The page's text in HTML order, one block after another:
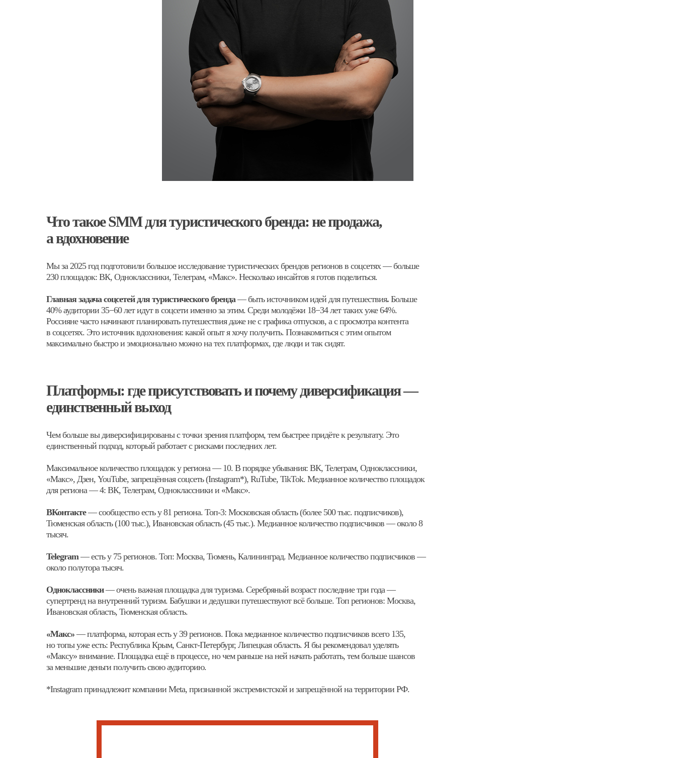
Что такое SMM для туристического бренда: не продажа,
а вдохновение
Мы за 2025 год подготовили большое исследование туристических брендов регионов в соцсетях — больше
230 площадок: ВК, Одноклассники, Телеграм, «Макс». Несколько инсайтов я готов поделиться.
Главная задача соцсетей для туристического бренда— быть источником идей для путешествия. Больше
40% аудитории 35−60 лет идут в соцсети именно за этим. Среди молодёжи 18−34 лет таких уже 64%.
Россияне часто начинают планировать путешествия даже не с графика отпусков, а с просмотра контента
в соцсетях. Это источник вдохновения: какой опыт я хочу получить. Познакомиться с этим опытом
максимально быстро и эмоционально можно на тех платформах, где люди и так сидят.
Платформы: где присутствовать и почему диверсификация —
единственный выход
Чем больше вы диверсифицированы с точки зрения платформ, тем быстрее придёте к результату. Это
единственный подход, который работает с рисками последних лет.
Максимальное количество площадок у региона — 10. В порядке убывания: ВК, Телеграм, Одноклассники,
«Макс», Дзен, YouTube, запрещённая соцсеть (Instagram*), RuTube, TikTok. Медианное количество площадок
для региона — 4: ВК, Телеграм, Одноклассники и «Макс».
ВКонтакте— сообщество есть у 81 региона. Топ-3: Московская область (более 500 тыс. подписчиков),
Тюменская область (100 тыс.), Ивановская область (45 тыс.). Медианное количество подписчиков — около 8
тысяч.
Telegram— есть у 75 регионов. Топ: Москва, Тюмень, Калининград. Медианное количество подписчиков —
около полутора тысяч.
Одноклассники— очень важная площадка для туризма. Серебряный возраст последние три года —
супертренд на внутренний туризм. Бабушки и дедушки путешествуют всё больше. Топ регионов: Москва,
Ивановская область, Тюменская область.
«Макс» — платформа, которая есть у 39 регионов. Пока медианное количество подписчиков всего 135,
но топы уже есть: Республика Крым, Санкт-Петербург, Липецкая область. Я бы рекомендовал уделять
«Максу» внимание. Площадка ещё в процессе, но чем раньше на ней начать работать, тем больше шансов
за меньшие деньги получить свою аудиторию.
*Instagram принадлежит компании Meta, признанной экстремистской и запрещённой на территории РФ.